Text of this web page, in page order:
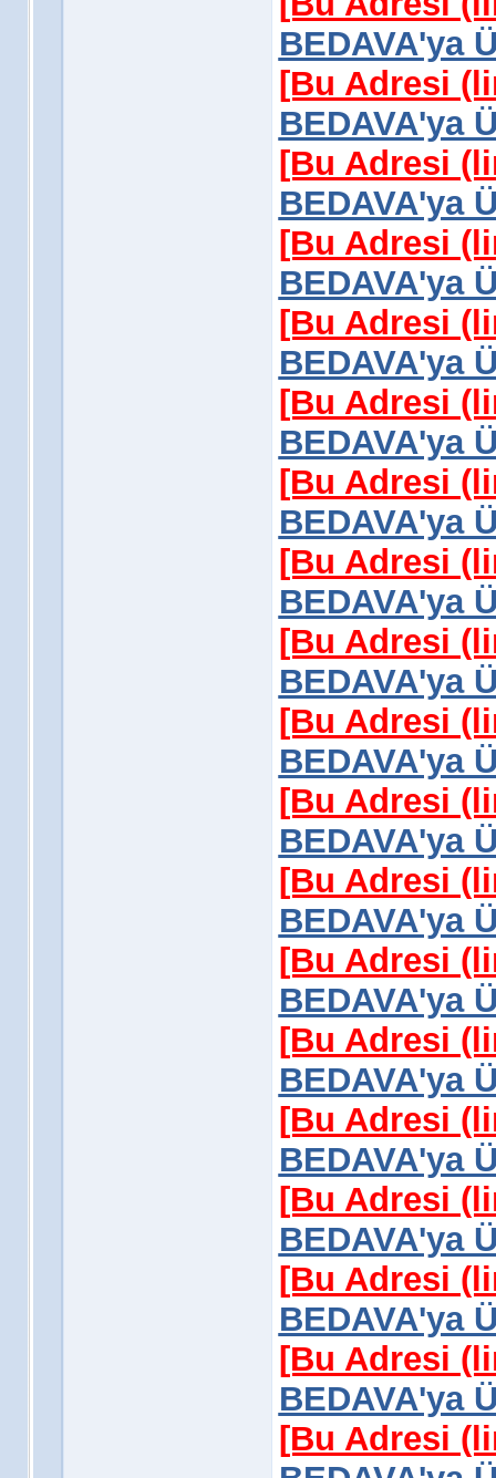
BEDAVA'ya
[Bu Adresi
BEDAVA'ya
[Bu Adresi
BEDAVA'ya
[Bu Adresi
BEDAVA'ya
[Bu Adresi
BEDAVA'ya
[Bu Adresi
BEDAVA'ya
[Bu Adresi
BEDAVA'ya
[Bu Adresi
BEDAVA'ya
[Bu Adresi
BEDAVA'ya
[Bu Adresi
BEDAVA'ya
[Bu Adresi
BEDAVA'ya
[Bu Adresi
BEDAVA'ya
[Bu Adresi
BEDAVA'ya
[Bu Adresi
BEDAVA'ya
[Bu Adresi
BEDAVA'ya
[Bu Adresi
BEDAVA'ya
[Bu Adresi
BEDAVA'ya
[Bu Adresi
BEDAVA'ya
[Bu Adresi